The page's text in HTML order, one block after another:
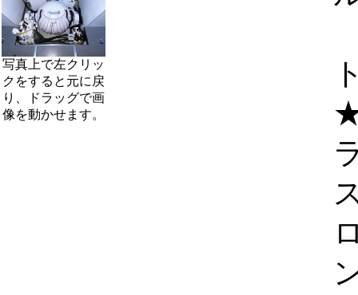
写真上で左クリッ
クをすると元に戻
り、ドラッグで画
像を動かせます。